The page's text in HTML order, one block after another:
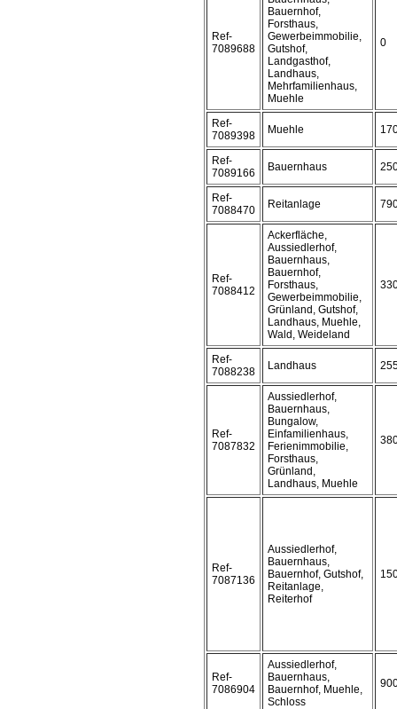
Ref-
7089688
Bauernhof,
Forsthaus,
Gewerbeimmobilie,
Gutshof,
Landgasthof,
Landhaus,
Mehrfamilienhaus,
Muehle
0
Ref-
7089398
Muehle
Ref-
7089166
Bauernhaus
Ref-
7088470
Reitanlage
Ref-
7088412
Ackerfläche,
Aussiedlerhof,
Bauernhaus,
Bauernhof,
Forsthaus,
Gewerbeimmobilie,
Grünland, Gutshof,
Landhaus, Muehle,
Wald, Weideland
Ref-
7088238
Landhaus
Ref-
7087832
Aussiedlerhof,
Bauernhaus,
Bungalow,
Einfamilienhaus,
Ferienimmobilie,
Forsthaus,
Grünland,
Landhaus, Muehle
Ref-
7087136
Aussiedlerhof,
Bauernhaus,
Bauernhof, Gutshof,
Reitanlage,
Reiterhof
Ref-
7086904
Aussiedlerhof,
Bauernhaus,
Bauernhof, Muehle,
Schloss